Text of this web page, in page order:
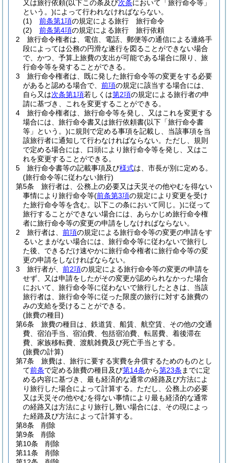
又は旅行依頼(以下この条及び次条において「旅行命令等」
という。)によって行われなければならない。
(1)
前条第1項の規定による旅行 旅行命令
(2)
前条第4項の規定による旅行 旅行依頼
2
旅行命令権者は、電信、電話、郵便等の通信による連絡手
段によっては公務の円滑な遂行を図ることができない場合
で、かつ、予算上旅費の支出が可能である場合に限り、旅
行命令等を発することができる。
3
旅行命令権者は、既に発した旅行命令等の変更をする必要
があると認める場合で、 前項の規定に該当する場合には、
自ら又は次条第1項若しくは第2項の規定による旅行者の申
請に基づき、これを変更することができる。
4
旅行命令権者は、旅行命令等を発し、又はこれを変更する
場合には、旅行命令書又は旅行依頼書(以下「旅行命令書
等」という。)に規則で定める事項を記載し、当該事項を当
該旅行者に通知して行わなければならない。 ただし、規則
で定める場合には、口頭により旅行命令等を発し、又はこ
れを変更することができる。
5
旅行命令書等の記載事項及び様式は、市長が別に定める。
(旅行命令等に従わない旅行)
第5条
旅行者は、公務上の必要又は天災その他やむを得ない
事情により旅行命令等(前条第3項の規定により変更を受け
た旅行命令等を含む。以下この条において同じ。)に従って
旅行することができない場合には、あらかじめ旅行命令権
者に旅行命令等の変更の申請をしなければならない。
2
旅行者は、 前項の規定による旅行命令等の変更の申請をす
るいとまがない場合には、旅行命令等に従わないで旅行し
た後、できるだけ速やかに旅行命令権者に旅行命令等の変
更の申請をしなければならない。
3
旅行者が、 前2項の規定による旅行命令等の変更の申請を
せず、又は申請をしたがその変更が認められなかった場合
において、旅行命令等に従わないで旅行したときは、当該
旅行者は、旅行命令等に従った限度の旅行に対する旅費の
みの支給を受けることができる。
(旅費の種目)
第6条
旅費の種目は、鉄道賃、船賃、航空賃、その他の交通
費、宿泊手当、宿泊費、包括宿泊費、転居費、着後滞在
費、家族移転費、渡航雑費及び死亡手当とする。
(旅費の計算)
第7条
旅費は、旅行に要する実費を弁償するためのものとし
て前条で定める旅費の種目及び第14条から第23条 までに定
める内容に基づき、最も経済的な通常の経路及び方法によ
り旅行した場合によって計算する。 ただし、公務上の必要
又は天災その他やむを得ない事情により最も経済的な通常
の経路又は方法により旅行し難い場合には、その現によっ
た経路及び方法によって計算する。
第8条
削除
第9条
削除
第10条
削除
第11条
削除